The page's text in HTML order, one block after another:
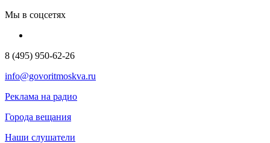
Мы в соцсетях
8 (495) 950-62-26
info@govoritmoskva.ru
Реклама на радио
Города вещания
Наши слушатели